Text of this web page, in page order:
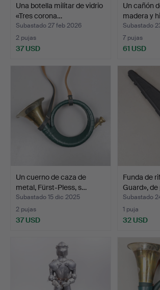
Una botella militar de vidrio
«Tres corona…
Subastado 27 feb 2026
2 pujas
37 USD
Un cañón
madera y
Subastado
7 pujas
61 USD
Un cuerno de caza de
metal, Fürst-Pless, s…
Subastado 15 dic 2025
2 pujas
37 USD
Funda de
Guard»,
Subastado
1 puja
32 USD